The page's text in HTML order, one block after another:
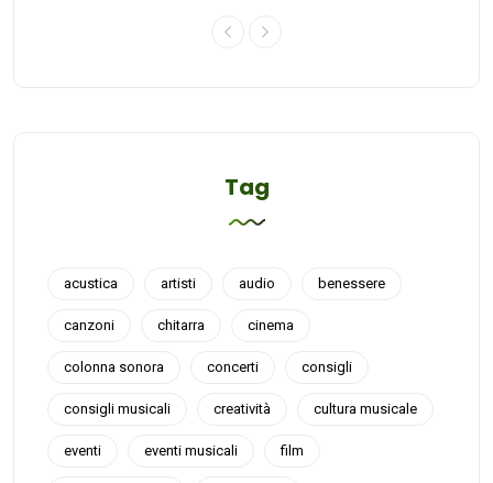
Tag
acustica artisti audio benessere
canzoni chitarra cinema
colonna sonora concerti consigli
consigli musicali creatività cultura musicale
eventi eventi musicali film